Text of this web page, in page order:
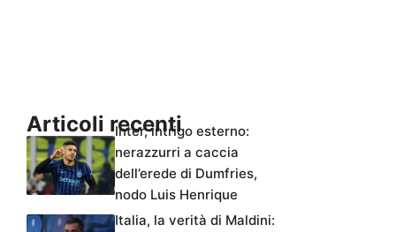
Articoli recentiInter, intrigo esterno:
nerazzurri a caccia
dell’erede di Dumfries,
nodo Luis Henrique
Italia, la verità di Maldini: